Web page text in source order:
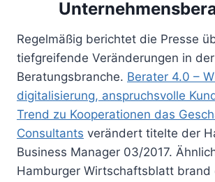
Regelmäßig berichtet die Presse
tiefgreifende Veränderungen in der
Beratungsbranche. Berater 4.0 –
digitalisierung, anspruchsvolle
Trend zu Kooperationen das
Consultants verändert titelte der
Business Manager 03/2017.
Hamburger Wirtschaftsblatt brand